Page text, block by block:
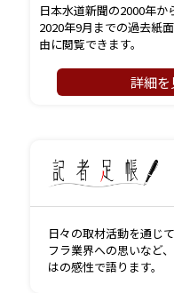
マイクリップに追加
日本水道新聞の2000年か
2020年9月までの過去紙
由に閲覧できます。
詳細を
日々の取材活動を通じ
フラ業界への思いなど
はの感性で語ります。